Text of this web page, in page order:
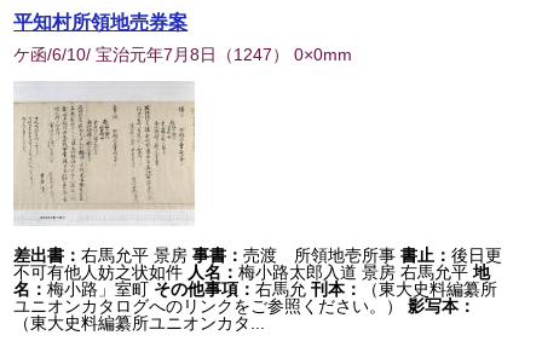
平知村所領地売券案
ケ函/6/10/ 宝治元年7月8日 （1247） 0×0mm
差出書：右馬允平 景房 事書：売渡 所領地壱所事書止：後日更
不可有他人妨之状如件 人名：梅小路太郎入道 景房 右馬允平 地
名：梅小路」室町 その他事項：右馬允刊本：
（東大史料編纂所
ユニオンカタログへのリンクをご参照ください。）
影写本：
（東大史料編纂所ユニオンカタ...